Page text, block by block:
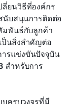
ลี่ยนวิธีที่องค์กร
นับสนุนการติดต่อ
มพันธ์กับลูกค้า
ป็นสิ่งสำคัญต่อ
ารแข่งขันปัจจุบัน
สำหรับการ
บครบวงจรที่มี